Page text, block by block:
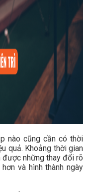
nào cũng cần có thời
quả. Khoảng thời gian
những thay đổi rõ
và hình thành ngày